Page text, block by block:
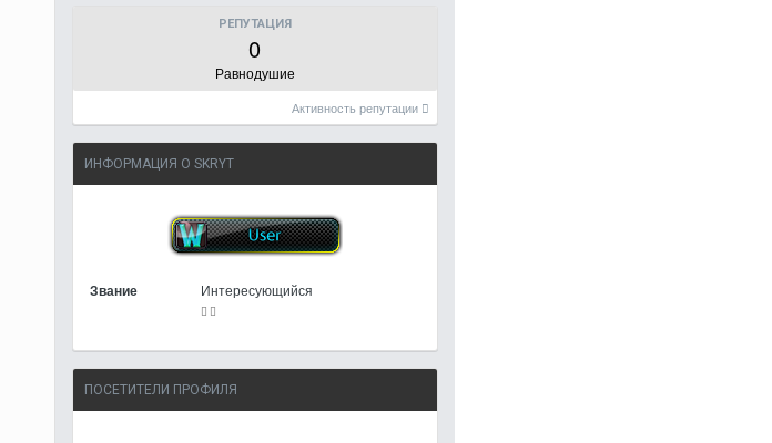
РЕПУТАЦИЯ
0
Равнодушие
Активность репутации
ИНФОРМАЦИЯ О SKRYT
Звание Интересующийся
ПОСЕТИТЕЛИ ПРОФИЛЯ